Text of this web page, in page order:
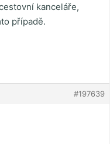
kanceláře,
případě.
#197639